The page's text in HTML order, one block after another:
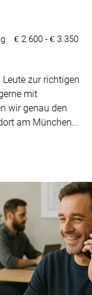
€ 2.600 - € 3.350
zur richtigen
mit
wir genau den
am München...